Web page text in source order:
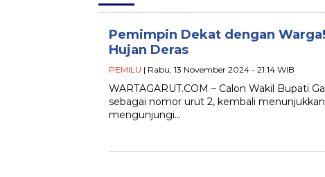
Pemimpin Dekat dengan
Hujan Deras
PEMILU | Rabu, 13 November 2024 - 21:14 WIB
WARTAGARUT.COM – Calon Wakil Bupati
sebagai nomor urut 2, kembali
mengunjungi…